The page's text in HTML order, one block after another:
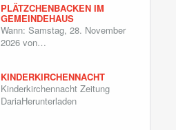
PLÄTZCHENBACKEN IM
GEMEINDEHAUS
Wann: Samstag, 28. November
2026 von…
KINDERKIRCHENNACHT
Kinderkirchennacht Zeitung
DariaHerunterladen